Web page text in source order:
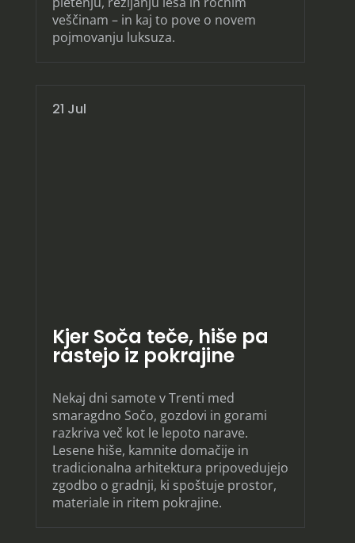
veščinam – in kaj to pove o novem
pojmovanju luksuza.
Kjer Soča teče, hiše pa
rastejo iz pokrajine
21 Jul
Nekaj dni samote v Trenti med
smaragdno Sočo, gozdovi in gorami
razkriva več kot le lepoto narave.
Lesene hiše, kamnite domačije in
tradicionalna arhitektura pripovedujejo
zgodbo o gradnji, ki spoštuje prostor,
materiale in ritem pokrajine.